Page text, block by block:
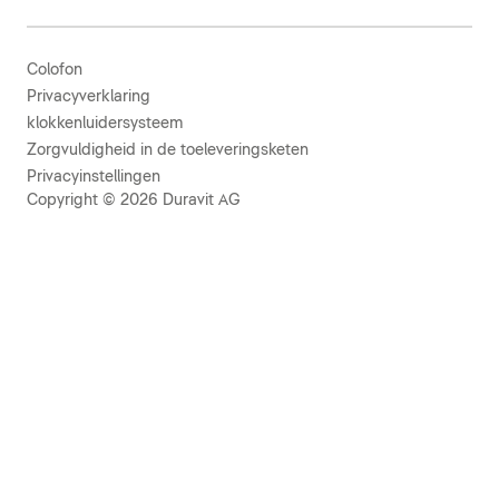
Colofon
Privacyverklaring
klokkenluidersysteem
Zorgvuldigheid in de toeleveringsketen
Privacyinstellingen
Copyright © 2026 Duravit AG